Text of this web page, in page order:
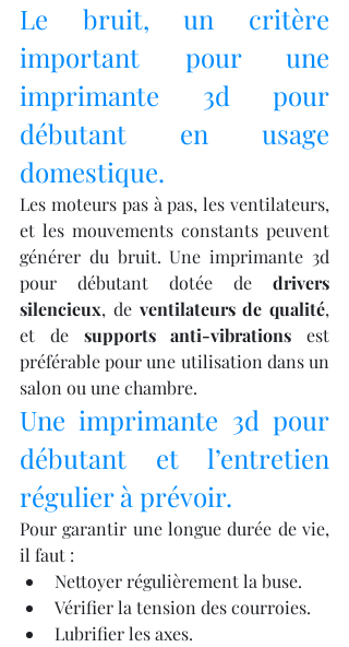
Le bruit, un critère
important pour une
imprimante 3d pour
débutant en usage
domestique.
Les moteurs pas à pas, les ventilateurs,
et les mouvements constants peuvent
générer du bruit. Une imprimante 3d
pour débutant dotée de drivers
silencieux, de ventilateurs de qualité,
et de supports anti-vibrations est
préférable pour une utilisation dans un
salon ou une chambre.
Une imprimante 3d pour
débutant et l’entretien
régulier à prévoir.
Pour garantir une longue durée de vie,
il faut :
Nettoyer régulièrement la buse.
Vérifier la tension des courroies.
Lubrifier les axes.